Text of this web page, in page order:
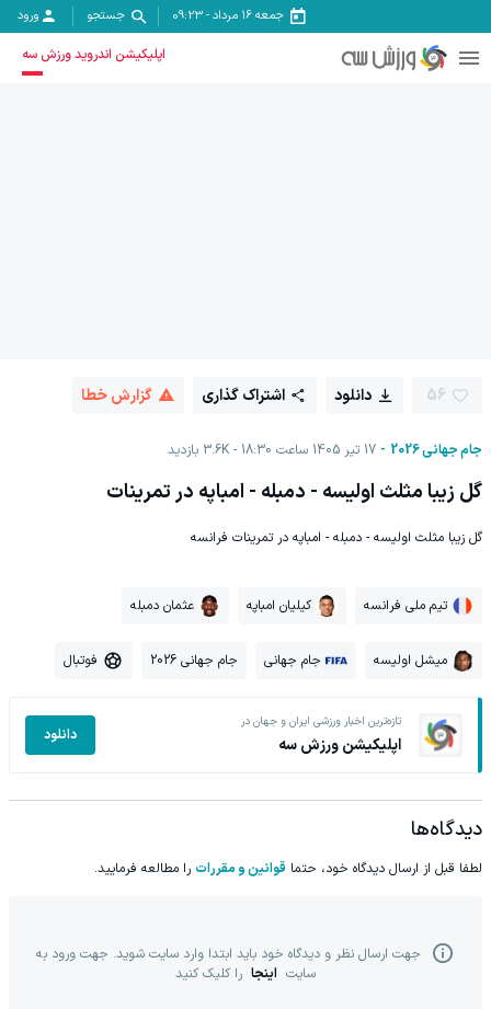
جمعه ۱۶ مرداد -
09:23 جستجو ورود
اپلیکیشن اندروید ورزش سه
جام جهانی 2026 17 تیر 1405 ساعت 18:30 3.6K بازدید
56 دانلود اشتراک گذاری گزارش خطا
گل زیبا مثلث اولیسه - دمبله - امباپه در تمرینات
گل زیبا مثلث اولیسه - دمبله - امباپه در تمرینات فرانسه
تیم ملی فرانسه کیلیان امباپه عثمان دمبله
میشل اولیسه جام جهانی جام جهانی 2026 فوتبال
تازه‌ترین اخبار ورزشی ایران و جهان در
اپلیکیشن ورزش سه دانلود
دیدگاه‌ها
لطفا قبل از ارسال دیدگاه خود، حتما قوانین و مقررات را مطالعه فرمایید.
جهت ارسال نظر و دیدگاه خود باید ابتدا وارد سایت شوید. جهت ورود به
سایت اینجا را کلیک کنید